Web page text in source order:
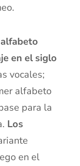
en el siglo
vocales;
alfabeto
para la
Los
en el